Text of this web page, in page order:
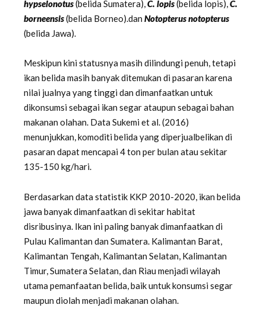
hypselonotus(belida Sumatera),C. lopis(belida lopis),C.
borneensis(belida Borneo).dan Notopterus notopterus
(belida Jawa).
Meskipun kini statusnya masih dilindungi penuh, tetapi
ikan belida masih banyak ditemukan di pasaran karena
nilai jualnya yang tinggi dan dimanfaatkan untuk
dikonsumsi sebagai ikan segar ataupun sebagai bahan
makanan olahan. Data Sukemi et al. (2016)
menunjukkan, komoditi belida yang diperjualbelikan di
pasaran dapat mencapai 4 ton per bulan atau sekitar
135-150 kg/hari.
Berdasarkan data statistik KKP 2010-2020, ikan belida
jawa banyak dimanfaatkan di sekitar habitat
disribusinya. Ikan ini paling banyak dimanfaatkan di
Pulau Kalimantan dan Sumatera. Kalimantan Barat,
Kalimantan Tengah, Kalimantan Selatan, Kalimantan
Timur, Sumatera Selatan, dan Riau menjadi wilayah
utama pemanfaatan belida, baik untuk konsumsi segar
maupun diolah menjadi makanan olahan.